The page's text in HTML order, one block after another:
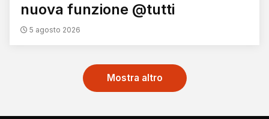
nuova funzione @tutti
5 agosto 2026
Mostra altro